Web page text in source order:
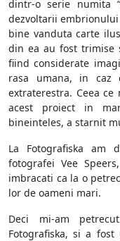
dintr-o serie numita
dezvoltarii embrionului
bine vanduta carte
din ea au fost trimise
fiind considerate
rasa umana, in
extraterestra. Ceea
acest proiect in
bineinteles, a starnit
La Fotografiska am
fotografei Vee
imbracati ca la o
lor de oameni mari.
Deci mi-am
Fotografiska, si a